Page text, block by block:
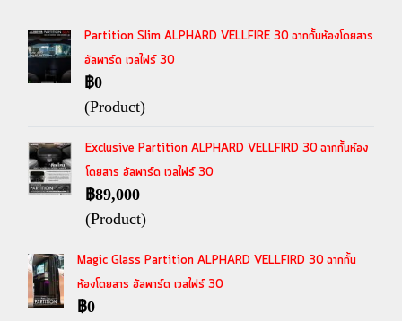
Partition Slim ALPHARD VELLFIRE 30 ฉากกั้นห้องโดยสาร
อัลพาร์ด เวลไฟร์ 30
฿0
(Product)
Exclusive Partition ALPHARD VELLFIRD 30 ฉากกั้นห้อง
โดยสาร อัลพาร์ด เวลไฟร์ 30
฿89,000
(Product)
Magic Glass Partition ALPHARD VELLFIRD 30 ฉากกั้น
ห้องโดยสาร อัลพาร์ด เวลไฟร์ 30
฿0